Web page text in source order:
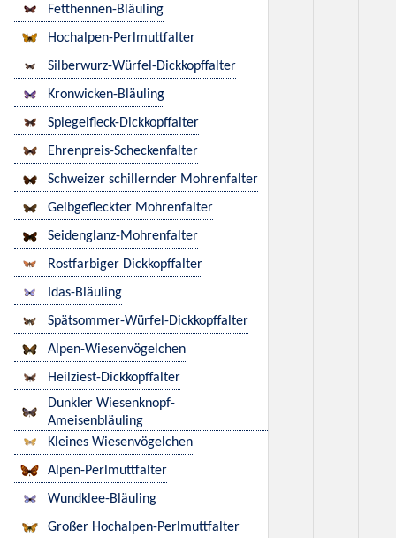
Fetthennen-Bläuling
Hochalpen-Perlmuttfalter
Silberwurz-Würfel-Dickkopffalter
Kronwicken-Bläuling
Spiegelfleck-Dickkopffalter
Ehrenpreis-Scheckenfalter
Schweizer schillernder Mohrenfalter
Gelbgefleckter Mohrenfalter
Seidenglanz-Mohrenfalter
Rostfarbiger Dickkopffalter
Idas-Bläuling
Spätsommer-Würfel-Dickkopffalter
Alpen-Wiesenvögelchen
Heilziest-Dickkopffalter
Dunkler Wiesenknopf-
Ameisenbläuling
Kleines Wiesenvögelchen
Alpen-Perlmuttfalter
Wundklee-Bläuling
Großer Hochalpen-Perlmuttfalter